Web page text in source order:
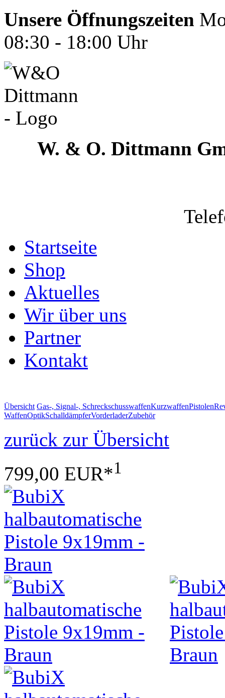
Unsere Öffnungszeiten
08:30 - 18:00 Uhr
W. & O. Dittmann
Startseite
Shop
Aktuelles
Wir über uns
Partner
Kontakt
Übersicht Gas-, Signal-, SchreckschusswaffenKurzwaffenPistolen
WaffenOptikSchalldämpferVorderladerZubehör
zurück zur Übersicht
799,00 EUR*1